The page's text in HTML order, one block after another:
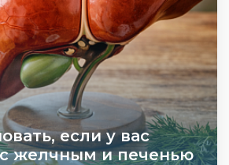
если у вас
желчным и печенью